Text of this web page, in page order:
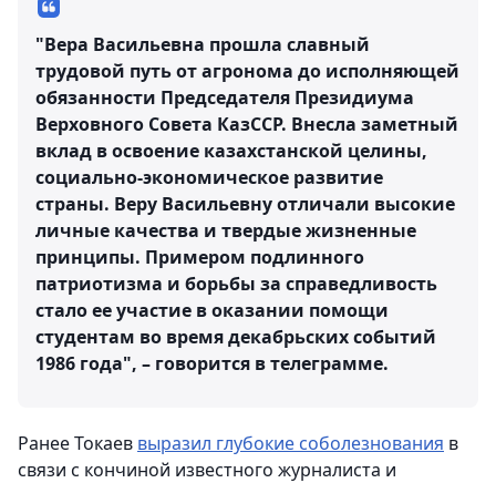
"Вера Васильевна прошла славный
трудовой путь от агронома до исполняющей
обязанности Председателя Президиума
Верховного Совета КазССР. Внесла заметный
вклад в освоение казахстанской целины,
социально-экономическое развитие
страны. Веру Васильевну отличали высокие
личные качества и твердые жизненные
принципы. Примером подлинного
патриотизма и борьбы за справедливость
стало ее участие в оказании помощи
студентам во время декабрьских событий
1986 года", – говорится в телеграмме.
Ранее Токаев выразил глубокие соболезнования в
связи с кончиной известного журналиста и